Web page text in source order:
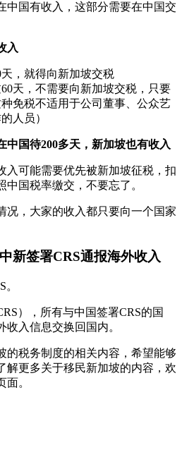
国有收入，这部分需要在中国交
入
，就得向新加坡交税
天，不需要向新加坡交税，只要
免税不适用于公司董事、公众艺
人员）
中国待200多天，新加坡也有收入
入可能需要优先被新加坡征税，扣
国税率缴交，不要忘了。
况，大家的收入都只要向一个国家
新签署CRS通报海外收入
），所有与中国签署CRS的国
入信息交换回国内。
的税务制度的相关内容，希望能够
解更多关于移民新加坡的内容，欢
。